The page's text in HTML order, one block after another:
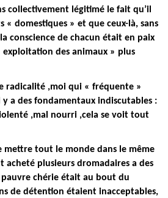
collectivement légitimé le fait qu’il
« domestiques » et que ceux-là, sans
conscience de chacun était en paix
exploitation des animaux » plus
radicalité ,moi qui « fréquente »
y a des fondamentaux indiscutables :
,mal nourri ,cela se voit tout
mettre tout le monde dans le même
acheté plusieurs dromadaires a des
chérie était au bout du
de détention étaient inacceptables,